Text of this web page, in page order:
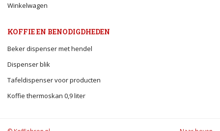
Winkelwagen
KOFFIE EN BENODIGDHEDEN
Beker dispenser met hendel
Dispenser blik
Tafeldispenser voor producten
Koffie thermoskan 0,9 liter